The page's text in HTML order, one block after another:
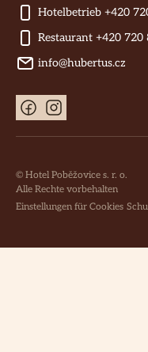
Hotelbetrieb +420
Restaurant +420 720
info@hubertus.cz
© Hotel Poběžovice s. r. o.
Alle Rechte vorbehalten
Einstellungen für Cookies